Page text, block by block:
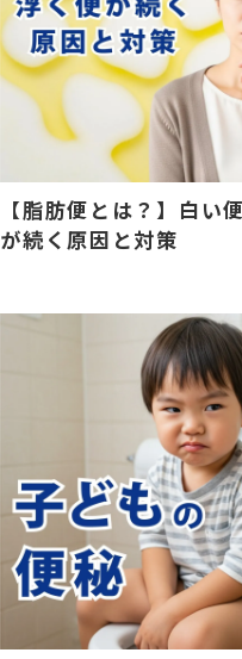
【脂肪便とは？】白い
が続く原因と対策